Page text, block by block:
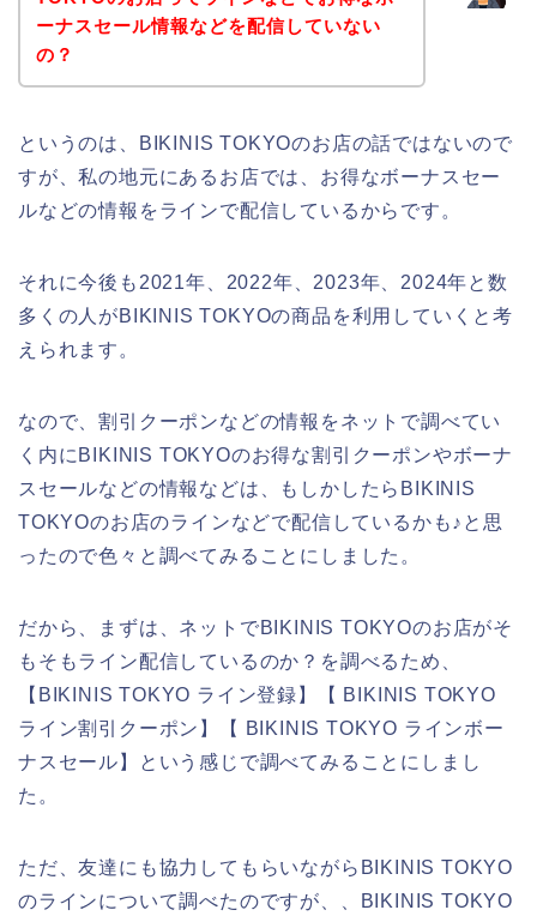
ーナスセール情報などを配信していない
の？
というのは、BIKINIS TOKYOのお店の話ではないので
すが、私の地元にあるお店では、お得なボーナスセー
ルなどの情報をラインで配信しているからです。
それに今後も2021年、2022年、2023年、2024年と数
多くの人がBIKINIS TOKYOの商品を利用していくと考
えられます。
なので、割引クーポンなどの情報をネットで調べてい
く内にBIKINIS TOKYOのお得な割引クーポンやボーナ
スセールなどの情報などは、もしかしたらBIKINIS
TOKYOのお店のラインなどで配信しているかも♪と思
ったので色々と調べてみることにしました。
だから、まずは、ネットでBIKINIS TOKYOのお店がそ
もそもライン配信しているのか？を調べるため、
【BIKINIS TOKYO ライン登録】【 BIKINIS TOKYO
ライン割引クーポン】【 BIKINIS TOKYO ラインボー
ナスセール】という感じで調べてみることにしまし
た。
ただ、友達にも協力してもらいながらBIKINIS TOKYO
のラインについて調べたのですが、、BIKINIS TOKYO